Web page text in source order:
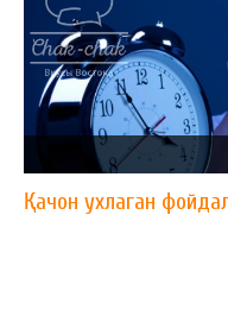
Қачон ухлаган